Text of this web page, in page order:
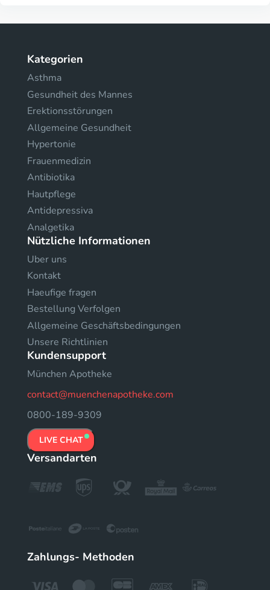
Kategorien
Asthma
Gesundheit des Mannes
Erektionsstörungen
Allgemeine Gesundheit
Hypertonie
Frauenmedizin
Antibiotika
Hautpflege
Antidepressiva
Analgetika
Nützliche Informationen
Uber uns
Kontakt
Haeufige fragen
Bestellung Verfolgen
Allgemeine Geschäftsbedingungen
Unsere Richtlinien
Kundensupport
München Apotheke
contact@muenchenapotheke.com
0800-189-9309
LIVE CHAT
Versandarten
Zahlungs- Methoden